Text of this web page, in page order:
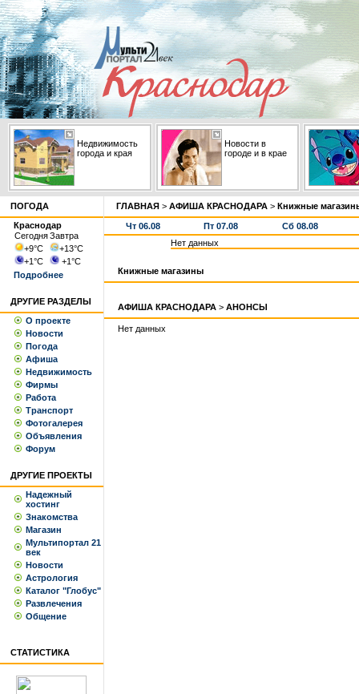
Недвижимость
города и края
Новости в
городе и в крае
ПОГОДА
Краснодар
СегодняЗавтра
+9°С +13°С
+1°С +1°С
Подробнее
ДРУГИЕ РАЗДЕЛЫ
О проекте
Новости
Погода
Афиша
Недвижимость
Фирмы
Работа
Транспорт
Фотогалерея
Объявления
Форум
ДРУГИЕ ПРОЕКТЫ
Надежный
хостинг
Знакомства
Магазин
Мультипортал 21
век
Новости
Астрология
Каталог "Глобус"
Развлечения
Общение
СТАТИСТИКА
ГЛАВНАЯ > АФИША КРАСНОДАРА > Книжные
Чт 06.08 Пт 07.08
Сб 08.08
Нет данных
Книжные магазины
АФИША КРАСНОДАРА > АНОНСЫ
Нет данных